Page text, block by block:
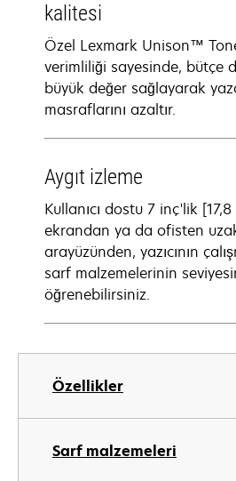
Özellikler
Sarf malzemeleri
kalitesi
Özel Lexmark Unison™
verimliliği sayesinde, bütçe
büyük değer sağlayarak
masraflarını azaltır.
Aygıt izleme
Kullanıcı dostu 7 inç'lik
ekrandan ya da ofisten
arayüzünden, yazıcının
sarf malzemelerinin
öğrenebilirsiniz.